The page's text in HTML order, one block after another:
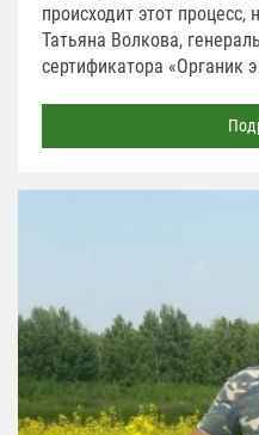
происходит этот
Татьяна Волкова,
сертификатора «Органик